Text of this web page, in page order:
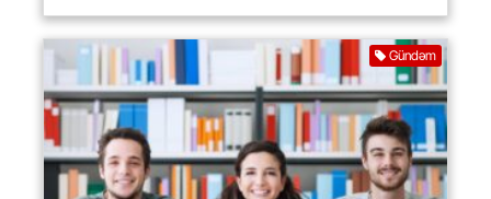
Gündəm